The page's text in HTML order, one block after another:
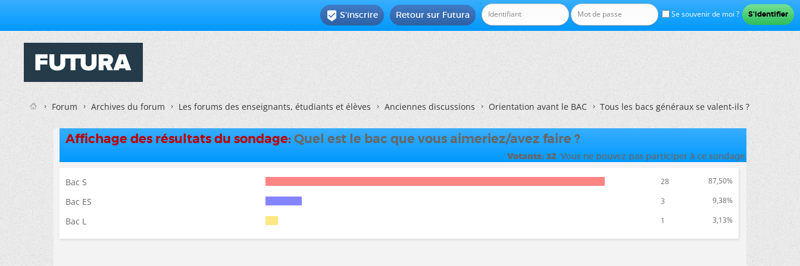
Se souvenir de moi ?
Retour sur Futura
 S'inscrire
Forum Archives du forum Les forums des enseignants, étudiants et élèves Anciennes discussions Orientation avant le BAC Tous les bacs généraux se valent-ils ?
Affichage des résultats du sondage: Quel est le bac que vous aimeriez/avez faire ?
Votants 32. Vous ne pouvez pas participer à ce sondage.
Bac S 28 87,50%
Bac ES 3 9,38%
Bac L 1 3,13%